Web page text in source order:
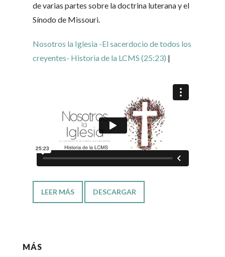
de varias partes sobre la doctrina luterana y el
Sínodo de Missouri.
Nosotros la Iglesia -El sacerdocio de todos los
creyentes- Historia de la LCMS (25:23) |
LEER MÁS DESCARGAR
MÁS